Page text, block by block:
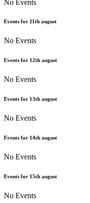
No Events
Events for 11th august
No Events
Events for 12th august
No Events
Events for 13th august
No Events
Events for 14th august
No Events
Events for 15th august
No Events